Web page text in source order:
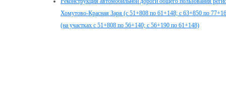
Хомутово-Красная Заря (с 51+808 по 61+148; с 63+850 по
(на участках с 51+808 по 56+140; с 56+190 по 61+148)